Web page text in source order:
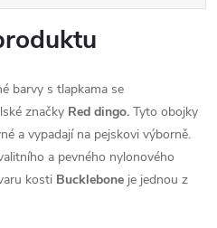
barvy s tlapkama se
značky Red dingo. Tyto obojky
a vypadají na pejskovi výborně.
a pevného nylonového
kosti Bucklebone je jednou z